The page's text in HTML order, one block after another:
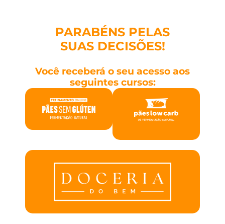
PARABÉNS PELAS
SUAS DECISÕES!
Você receberá o seu acesso aos
seguintes cursos: